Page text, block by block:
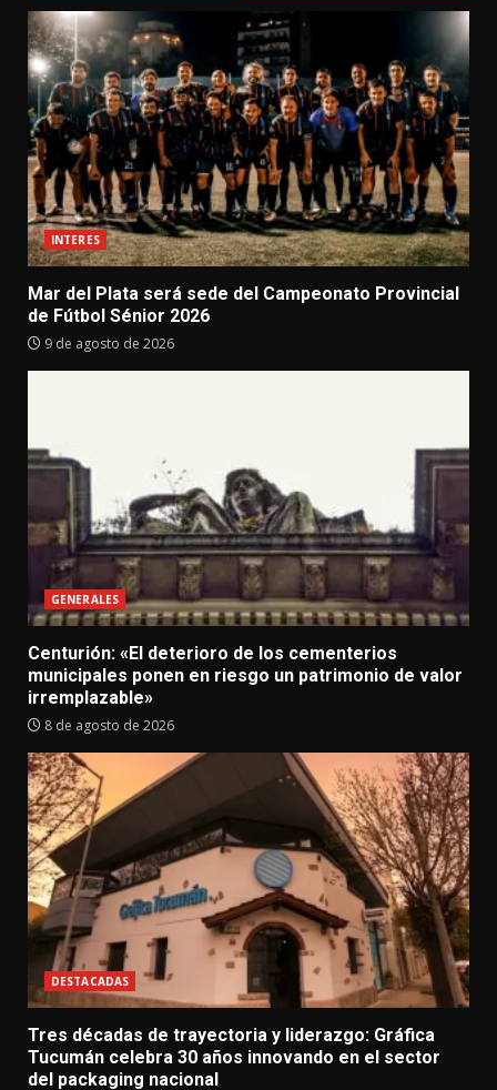
INTERES
Mar del Plata será sede del Campeonato Provincial
de Fútbol Sénior 2026
9 de agosto de 2026
GENERALES
Centurión: «El deterioro de los cementerios
municipales ponen en riesgo un patrimonio de valor
irremplazable»
8 de agosto de 2026
DESTACADAS
Tres décadas de trayectoria y liderazgo: Gráfica
Tucumán celebra 30 años innovando en el sector
del packaging nacional